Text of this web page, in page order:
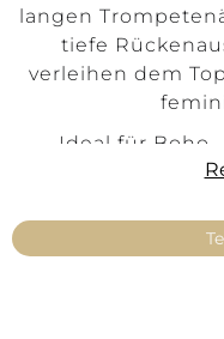
langen
tiefe
verleihen dem
Ideal für
besondere